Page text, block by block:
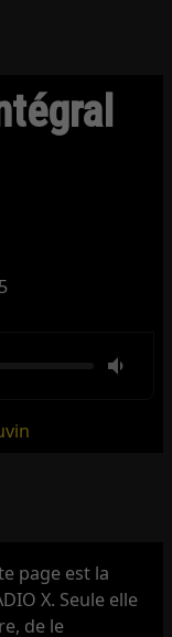
page est la
X. Seule elle
de le